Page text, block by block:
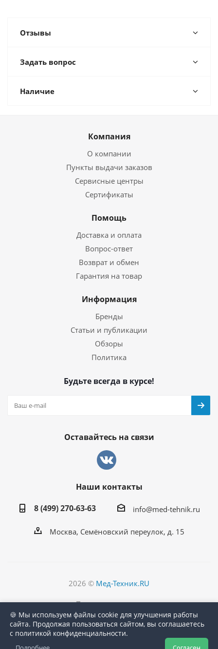
Отзывы
Задать вопрос
Наличие
Компания
О компании
Пункты выдачи заказов
Сервисные центры
Сертификаты
Помощь
Доставка и оплата
Вопрос-ответ
Возврат и обмен
Гарантия на товар
Информация
Бренды
Статьи и публикации
Обзоры
Политика
Будьте всегда в курсе!
Оставайтесь на связи
Наши контакты
8 (499) 270-63-63
info@med-tehnik.ru
Москва, Семёновский переулок, д. 15
2026 © Мед-Техник.RU
🍪 Мы используем файлы cookie для улучшения работы
сайта. Продолжая пользоваться сайтом, вы соглашаетесь
с политикой конфиденциальности.